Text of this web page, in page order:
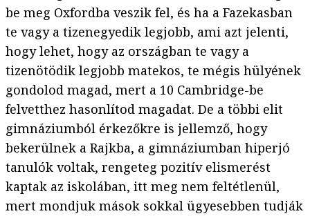
be meg Oxfordba veszik fel, és ha a Fazekasban
te vagy a tizenegyedik legjobb, ami azt jelenti,
hogy lehet, hogy az országban te vagy a
tizenötödik legjobb matekos, te mégis hülyének
gondolod magad, mert a 10 Cambridge-be
felvetthez hasonlítod magadat. De a többi elit
gimnáziumból érkezőkre is jellemző, hogy
bekerülnek a Rajkba, a gimnáziumban hiperjó
tanulók voltak, rengeteg pozitív elismerést
kaptak az iskolában, itt meg nem feltétlenül,
mert mondjuk mások sokkal ügyesebben tudják